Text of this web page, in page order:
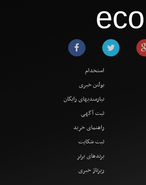
eco
استخدام
بولتن خبری
نیازمندیهای رایگان
ثبت آگهی
راهنمای خرید
ثبت شکایت
برندهای برتر
رپرتاژ خبری